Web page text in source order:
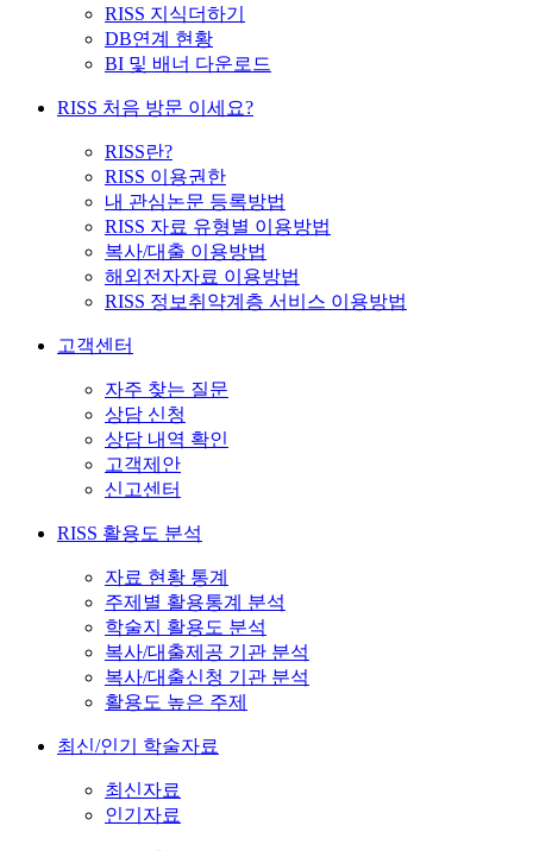
RISS 지식더하기
DB연계 현황
BI 및 배너 다운로드
RISS 처음 방문 이세요?
RISS란?
RISS 이용권한
내 관심논문 등록방법
RISS 자료 유형별 이용방법
복사/대출 이용방법
해외전자자료 이용방법
RISS 정보취약계층 서비스 이용방법
고객센터
자주 찾는 질문
상담 신청
상담 내역 확인
고객제안
신고센터
RISS 활용도 분석
자료 현황 통계
주제별 활용통계 분석
학술지 활용도 분석
복사/대출제공 기관 분석
복사/대출신청 기관 분석
활용도 높은 주제
최신/인기 학술자료
최신자료
인기자료